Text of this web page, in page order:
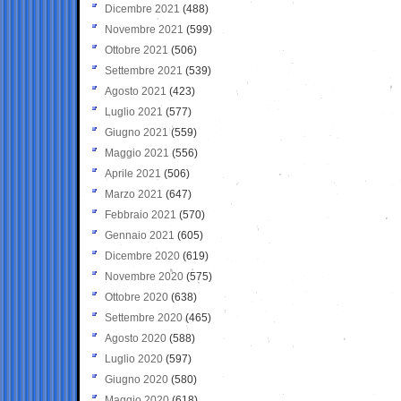
Dicembre 2021 (488)
Novembre 2021 (599)
Ottobre 2021 (506)
Settembre 2021 (539)
Agosto 2021 (423)
Luglio 2021 (577)
Giugno 2021(559)
Maggio 2021 (556)
Aprile 2021 (506)
Marzo 2021 (647)
Febbraio 2021 (570)
Gennaio 2021 (605)
Dicembre 2020 (619)
Novembre 2020 (575)
Ottobre 2020 (638)
Settembre 2020(465)
Agosto 2020 (588)
Luglio 2020 (597)
Giugno 2020 (580)